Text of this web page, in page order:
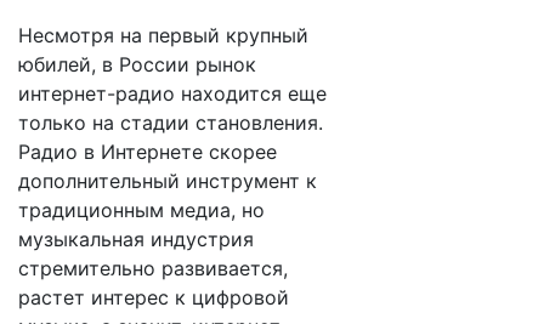
Несмотря на первый крупный
юбилей, в России рынок
интернет-радио находится еще
только на стадии становления.
Радио в Интернете скорее
дополнительный инструмент к
традиционным медиа, но
музыкальная индустрия
стремительно развивается,
растет интерес к цифровой